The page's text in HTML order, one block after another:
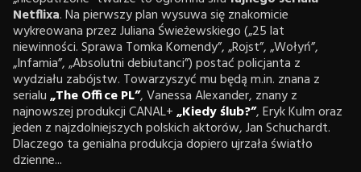
Netflixa. Na pierwszy plan wysuwa się znakomicie
wykreowana przez Juliana Świeżewskiego („25 lat
niewinności. Sprawa Tomka Komendy”, „Rojst”, „Wołyń”,
„Infamia”, „Absolutni debiutanci”) postać policjanta z
wydziału zabójstw. Towarzyszyć mu będą m.in. znana z
serialu„The Office PL”, Vanessa Alexander, znany z
najnowszej produkcji CANAL+„Kiedy ślub?”, Eryk Kulm oraz
jeden z najzdolniejszych polskich aktorów, Jan Schuchardt.
Dlaczego ta genialna produkcja dopiero ujrzała światło
dzienne...